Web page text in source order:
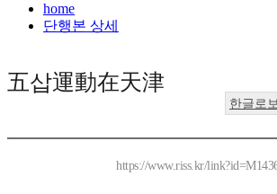
home
단행본 상세
五삽運動在天津
한글로
https://www.riss.kr/